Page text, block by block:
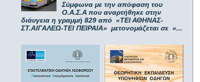
Σύμφωνα με την απόφαση του
Ο.Α.Σ.Α που αναρτήθηκε στην
διάυγεια η γραμμή 829 από «ΤΕΙ ΑΘΗΝΑΣ-
ΣΤ.ΑΙΓΑΛΕΩ-ΤΕΙ ΠΕΙΡΑΙΑ» μετονομάζεται σε «...